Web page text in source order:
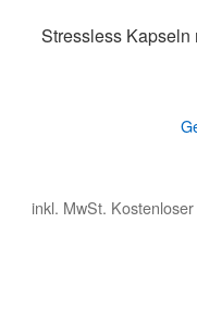
Stressless
inkl. MwSt. Kostenloser